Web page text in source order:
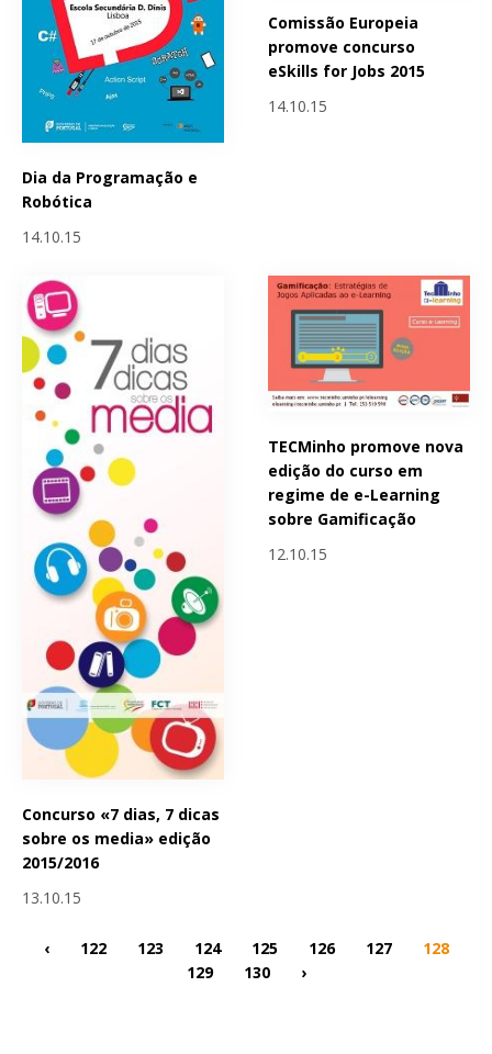
Dia da Programação e
Robótica
14.10.15
Comissão Europeia
promove concurso
eSkills for Jobs 2015
14.10.15
Concurso «7 dias, 7 dicas
sobre os media» edição
2015/2016
13.10.15
TECMinho promove nova
edição do curso em
regime de e-Learning
sobre Gamificação
12.10.15
‹ 122 123 124 125 126 127
128
129
130 ›